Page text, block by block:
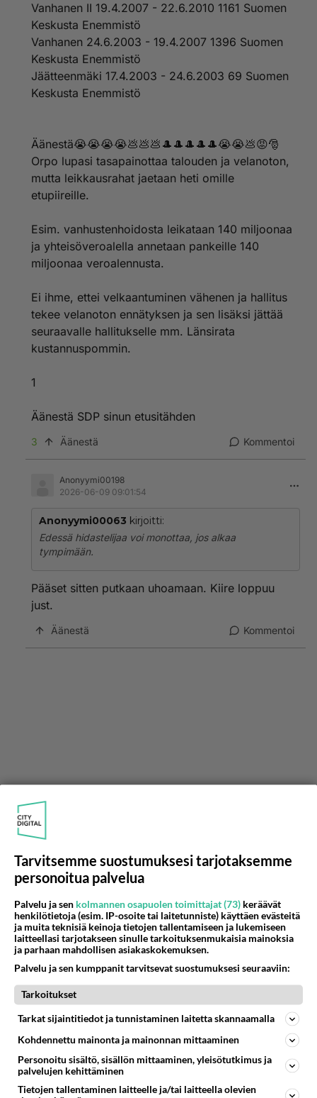
Vanhanen II 19.4.2007 - 22.6.2010 1161 Suomen
Keskusta Enemmistö
Vanhanen 24.6.2003 - 19.4.2007 1396 Suomen
Keskusta Enemmistö
Jäätteenmäki 17.4.2003 - 24.6.2003 69 Suomen
Keskusta Enemmistö
Äänestä😭😭😭😭💩💩💩🎩🎩🎩🎩🎩😭😭💩😡🎅
Orpo lupasi tasapainottaa talouden ja velanoton,
mutta leikkausrahat jaetaan heti omille
etupiireille.
Esim. vanhustenhoidosta leikataan 140 miljoonaa
ja yhteisöveroalella annetaan pankeille 140
miljoonaa veroalennusta.
Ei ihme, ettei velkaantuminen vähenen ja hallitus
tekee velanoton ennätyksen ja sen lisäksi jättää
seuraavalle hallitukselle mm. Länsirata
kustannuspommin.
1
Äänestä SDP sinun etusitähden
3 Äänestä Kommentoi
Anonyymi00198
2026-06-09 09:01:54
Anonyymi00063 kirjoitti:
Edessä hidastelijaa voi monottaa, jos alkaa
tympimään.
Pääset sitten putkaan uhoamaan. Kiire loppuu
just.
Äänestä Kommentoi
Anonyymi00200
2026-06-09 09:04:02
Anonyymi00190kirjoitti:
Kyllä meillä illalla kielessä on tupa täysi mamuja ja
Typerys !
Äänestä Kommentoi
Anonyymi00201
2026-06-09 09:05:09
Tarvitsemme suostumuksesi tarjotaksemme
personoitua palvelua
Palvelu ja sen kolmannen osapuolen toimittajat (73) keräävät
henkilötietoja (esim. IP-osoite tai laitetunniste) käyttäen evästeitä
ja muita teknisiä keinoja tietojen tallentamiseen ja lukemiseen
laitteellasi tarjotakseen sinulle tarkoituksenmukaisia mainoksia
ja parhaan mahdollisen asiakaskokemuksen.
Palvelu ja sen kumppanit tarvitsevat suostumuksesi seuraaviin:
Tarkoitukset
Tarkat sijaintitiedot ja tunnistaminen laitetta skannaamalla
Kohdennettu mainonta ja mainonnan mittaaminen
Personoitu sisältö, sisällön mittaaminen, yleisötutkimus ja
palvelujen kehittäminen
Tietojen tallentaminen laitteelle ja/tai laitteella olevien